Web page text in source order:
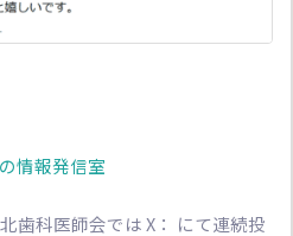
情報発信室
歯科医師会では X： にて連続投